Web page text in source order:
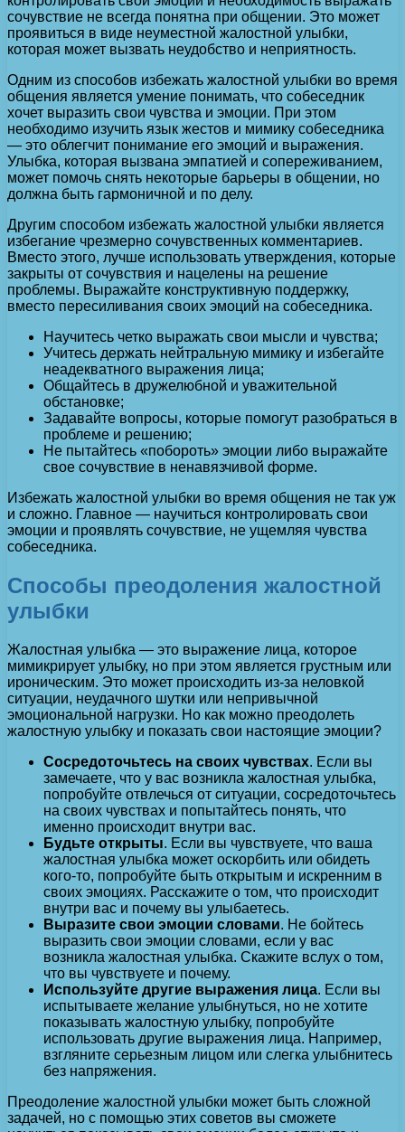
сочувствие не всегда понятна при общении. Это может
проявиться в виде неуместной жалостной улыбки,
которая может вызвать неудобство и неприятность.
Одним из способов избежать жалостной улыбки во время
общения является умение понимать, что собеседник
хочет выразить свои чувства и эмоции. При этом
необходимо изучить язык жестов и мимику собеседника
— это облегчит понимание его эмоций и выражения.
Улыбка, которая вызвана эмпатией и сопереживанием,
может помочь снять некоторые барьеры в общении, но
должна быть гармоничной и по делу.
Другим способом избежать жалостной улыбки является
избегание чрезмерно сочувственных комментариев.
Вместо этого, лучше использовать утверждения, которые
закрыты от сочувствия и нацелены на решение
проблемы. Выражайте конструктивную поддержку,
вместо пересиливания своих эмоций на собеседника.
Научитесь четко выражать свои мысли и чувства;
Учитесь держать нейтральную мимику и избегайте
неадекватного выражения лица;
Общайтесь в дружелюбной и уважительной
обстановке;
Задавайте вопросы, которые помогут разобраться в
проблеме и решению;
Не пытайтесь «побороть» эмоции либо выражайте
свое сочувствие в ненавязчивой форме.
Избежать жалостной улыбки во время общения не так уж
и сложно. Главное — научиться контролировать свои
эмоции и проявлять сочувствие, не ущемляя чувства
собеседника.
Способы преодоления жалостной
улыбки
Жалостная улыбка — это выражение лица, которое
мимикрирует улыбку, но при этом является грустным или
ироническим. Это может происходить из-за неловкой
ситуации, неудачного шутки или непривычной
эмоциональной нагрузки. Но как можно преодолеть
жалостную улыбку и показать свои настоящие эмоции?
Сосредоточьтесь на своих чувствах. Если вы
замечаете, что у вас возникла жалостная улыбка,
попробуйте отвлечься от ситуации, сосредоточьтесь
на своих чувствах и попытайтесь понять, что
именно происходит внутри вас.
Будьте открыты. Если вы чувствуете, что ваша
жалостная улыбка может оскорбить или обидеть
кого-то, попробуйте быть открытым и искренним в
своих эмоциях. Расскажите о том, что происходит
внутри вас и почему вы улыбаетесь.
Выразите свои эмоции словами. Не бойтесь
выразить свои эмоции словами, если у вас
возникла жалостная улыбка. Скажите вслух о том,
что вы чувствуете и почему.
Используйте другие выражения лица. Если вы
испытываете желание улыбнуться, но не хотите
показывать жалостную улыбку, попробуйте
использовать другие выражения лица. Например,
взгляните серьезным лицом или слегка улыбнитесь
без напряжения.
Преодоление жалостной улыбки может быть сложной
задачей, но с помощью этих советов вы сможете